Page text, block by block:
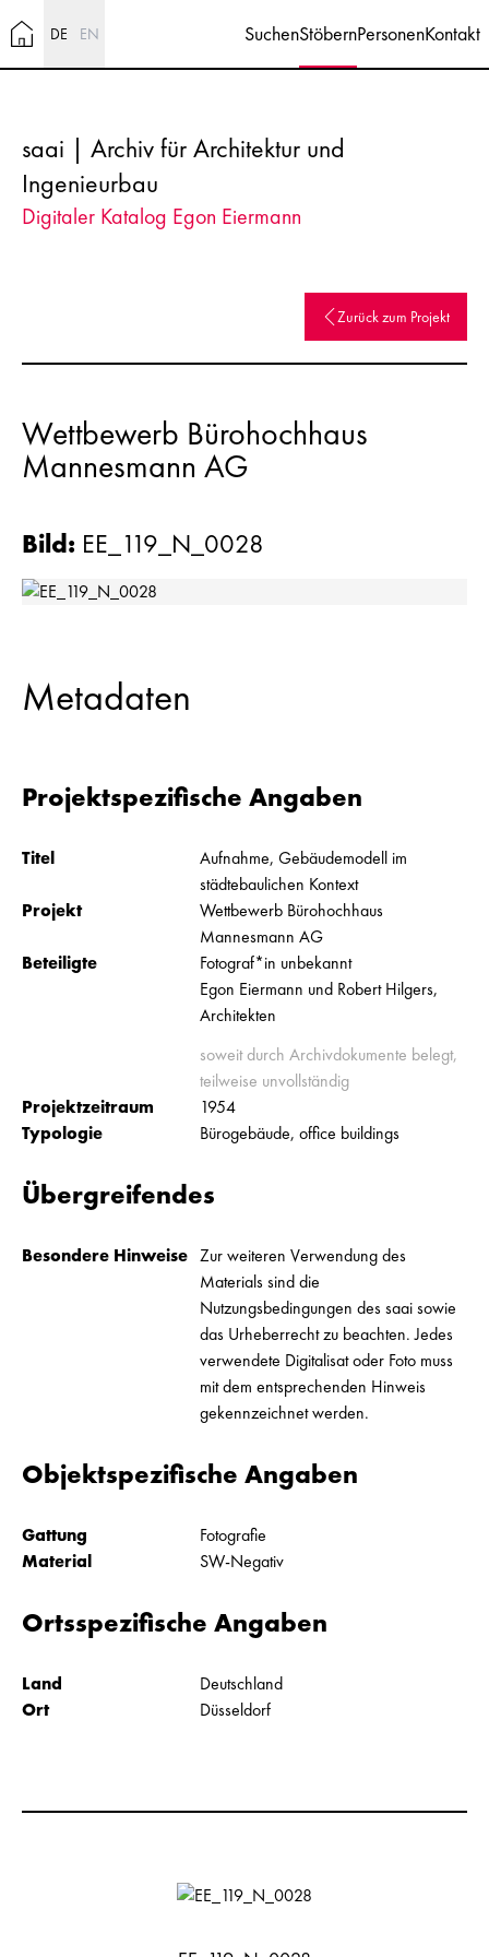
DE EN SuchenStöbernPersonenKontakt
saai | Archiv für Architektur und
Ingenieurbau
Digitaler Katalog Egon Eiermann
Zurück zum Projekt
Wettbewerb Bürohochhaus
Mannesmann AG
Bild: EE_119_N_0028
Metadaten
Projektspezifische Angaben
Titel
Aufnahme, Gebäudemodell im
städtebaulichen Kontext
Projekt
Wettbewerb Bürohochhaus
Mannesmann AG
Beteiligte
Fotograf*in unbekannt
Egon Eiermann und Robert Hilgers,
Architekten
soweit durch Archivdokumente belegt,
teilweise unvollständig
Projektzeitraum
1954
Typologie
Bürogebäude, office buildings
Übergreifendes
Besondere Hinweise Zur weiteren Verwendung des
Materials sind die
Nutzungsbedingungen des saai sowie
das Urheberrecht zu beachten. Jedes
verwendete Digitalisat oder Foto muss
mit dem entsprechenden Hinweis
gekennzeichnet werden.
Objektspezifische Angaben
Gattung
Fotografie
Material
SW-Negativ
Ortsspezifische Angaben
Land
Deutschland
Ort
Düsseldorf